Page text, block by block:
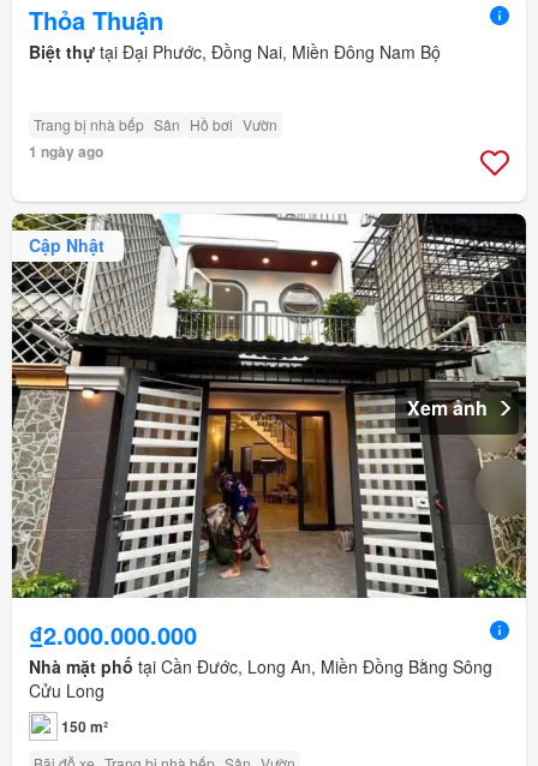
Thỏa Thuận
Biệt thự tại Đại Phước, Đồng Nai, Miền Đông Nam Bộ
Trang bị nhà bếp Sân Hồ bơi Vườn
1 ngày ago
Cập Nhật
Xem ảnh
₫2.000.000.000
Nhà mặt phố tại Cần Đước, Long An, Miền Đồng Bằng Sông
Cửu Long
150 m²